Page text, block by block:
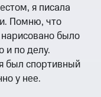
я писала
Помню, что
нарисовано было
и по делу.
был спортивный
у нее.